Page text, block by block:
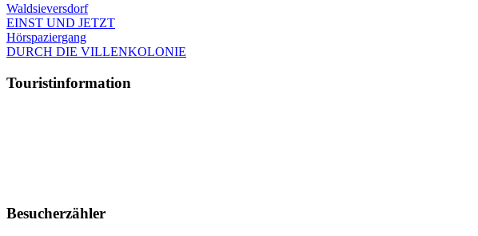
Waldsieversdorf
EINST UND JETZT
Hörspaziergang
DURCH DIE VILLENKOLONIE
Touristinformation
Besucherzähler